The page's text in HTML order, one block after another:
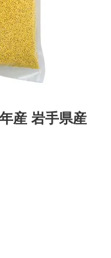
産 岩手県産